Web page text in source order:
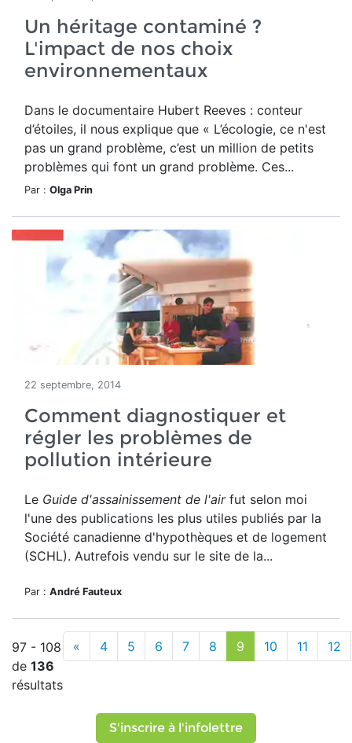
Un héritage contaminé ?
L'impact de nos choix
environnementaux
Dans le documentaire Hubert Reeves : conteur
d’étoiles, il nous explique que « L’écologie, ce n'est
pas un grand problème, c’est un million de petits
problèmes qui font un grand problème. Ces...
Par : Olga Prin
22 septembre, 2014
Comment diagnostiquer et
régler les problèmes de
pollution intérieure
Le Guide d'assainissement de l'airfut selon moi
l'une des publications les plus utiles publiés par la
Société canadienne d'hypothèques et de logement
(SCHL). Autrefois vendu sur le site de la...
Par : André Fauteux
97 - 108
de 136
résultats
« 4 5 6 7 8 9 10 11 12
S'inscrire à l'infolettre